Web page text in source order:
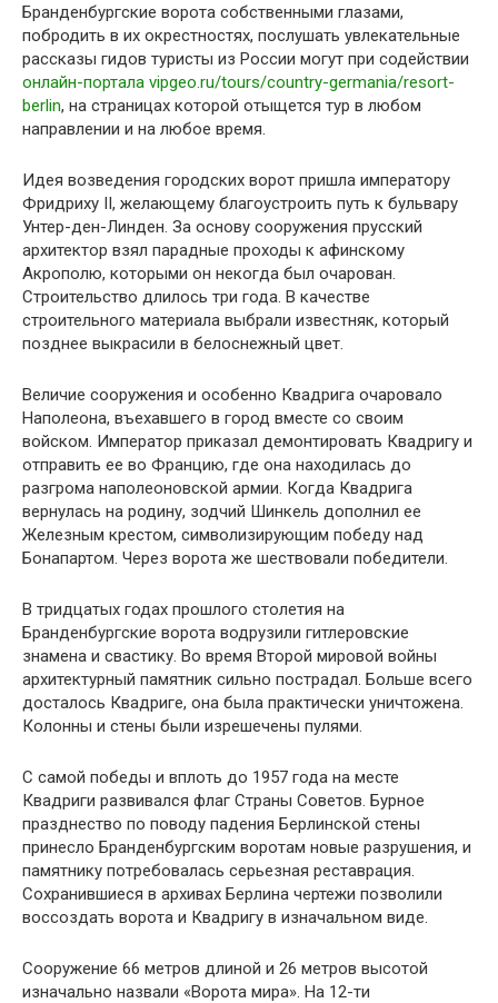
Бранденбургские ворота собственными глазами,
побродить в их окрестностях, послушать увлекательные
рассказы гидов туристы из России могут при содействии
онлайн-портала vipgeo.ru/tours/country-germania/resort-
berlin, на страницах которой отыщется тур в любом
направлении и на любое время.
Идея возведения городских ворот пришла императору
Фридриху II, желающему благоустроить путь к бульвару
Унтер-ден-Линден. За основу сооружения прусский
архитектор взял парадные проходы к афинскому
Акрополю, которыми он некогда был очарован.
Строительство длилось три года. В качестве
строительного материала выбрали известняк, который
позднее выкрасили в белоснежный цвет.
Величие сооружения и особенно Квадрига очаровало
Наполеона, въехавшего в город вместе со своим
войском. Император приказал демонтировать Квадригу и
отправить ее во Францию, где она находилась до
разгрома наполеоновской армии. Когда Квадрига
вернулась на родину, зодчий Шинкель дополнил ее
Железным крестом, символизирующим победу над
Бонапартом. Через ворота же шествовали победители.
В тридцатых годах прошлого столетия на
Бранденбургские ворота водрузили гитлеровские
знамена и свастику. Во время Второй мировой войны
архитектурный памятник сильно пострадал. Больше всего
досталось Квадриге, она была практически уничтожена.
Колонны и стены были изрешечены пулями.
С самой победы и вплоть до 1957 года на месте
Квадриги развивался флаг Страны Советов. Бурное
празднество по поводу падения Берлинской стены
принесло Бранденбургским воротам новые разрушения, и
памятнику потребовалась серьезная реставрация.
Сохранившиеся в архивах Берлина чертежи позволили
воссоздать ворота и Квадригу в изначальном виде.
Сооружение 66 метров длиной и 26 метров высотой
изначально назвали «Ворота мира». На 12-ти